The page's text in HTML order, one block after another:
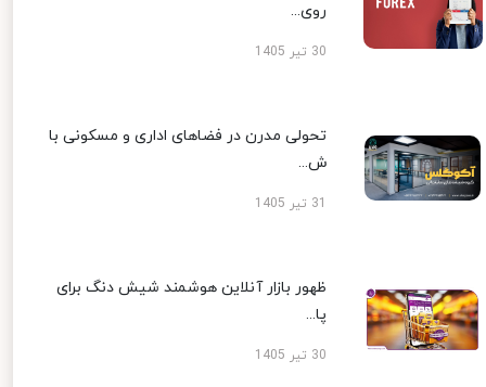
روی...
30 تیر 1405
تحولی مدرن در فضاهای اداری و مسکونی با
ش...
ظهور بازار آنلاین هوشمند شیش دنگ برای
پا...
30 تیر 1405